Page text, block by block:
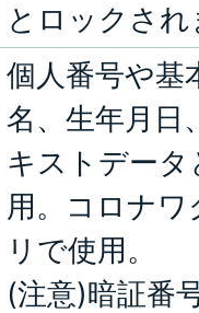
とロックされ
個人番号や基
名、生年月日
キストデー
用。コロナ
リで使用。
(注意)暗証番